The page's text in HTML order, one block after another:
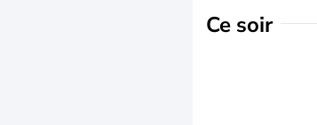
Ce soir